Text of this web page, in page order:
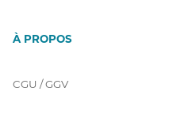
À PROPOS
CGU / GGV